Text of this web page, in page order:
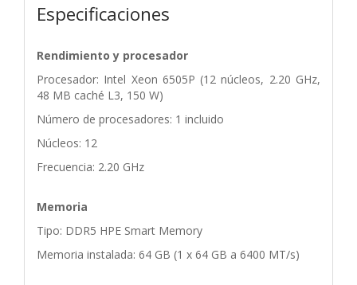
Especificaciones
Rendimiento y procesador
Procesador: Intel Xeon 6505P (12 núcleos, 2.20 GHz,
48 MB caché L3, 150 W)
Número de procesadores: 1 incluido
Núcleos: 12
Frecuencia: 2.20 GHz
Memoria
Tipo: DDR5 HPE Smart Memory
Memoria instalada: 64 GB (1 x 64 GB a 6400 MT/s)